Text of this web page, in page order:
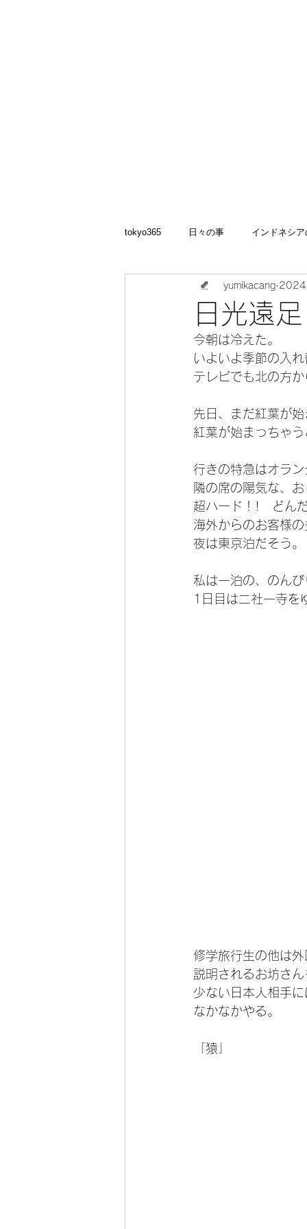
tokyo365 日々の事 インドネシア
食いしん坊 blog お
今宵の一冊
日光遠足
yumikacang 2024
今朝は冷えた。
いよいよ季節の入
テレビでも北の方
先日、まだ紅葉が
紅葉が始まっちゃ
行きの特急はオラ
隣の席の陽気な、
超ハード！!　どん
海外からのお客様
夜は東京泊だそう。
私は一泊の、のん
1日目は二社一寺を
修学旅行生の他は
説明されるお坊さ
少ない日本人相手
なかなかやる。
「猿」